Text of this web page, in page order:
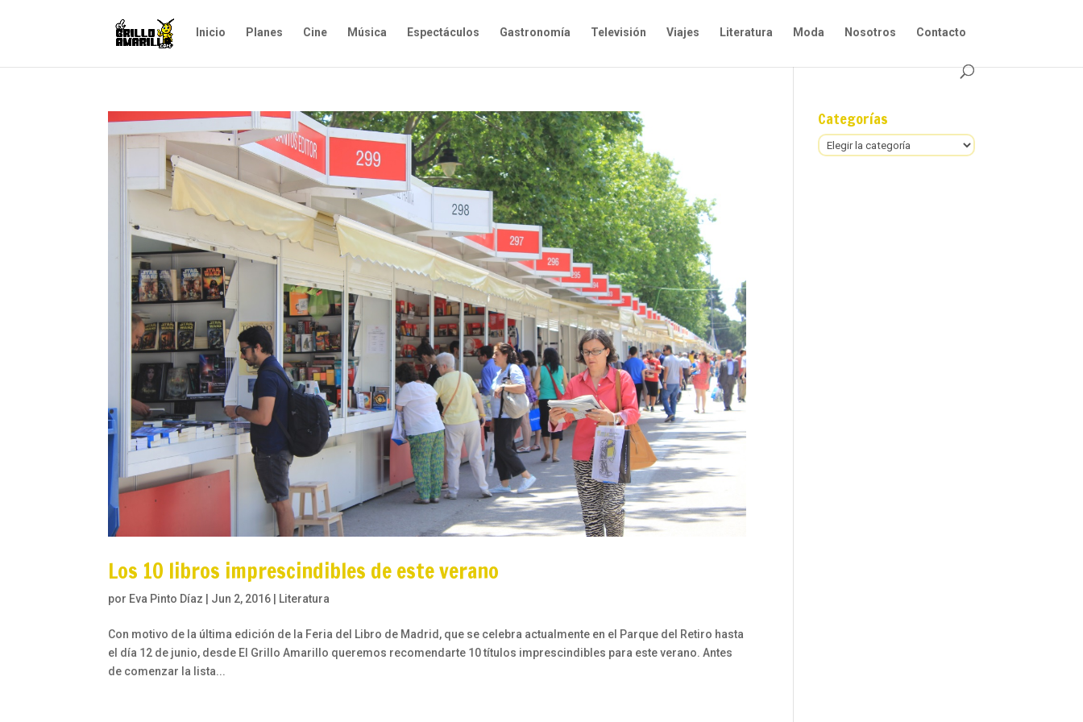
Inicio Planes Cine Música Espectáculos Gastronomía Televisión Viajes Literatura Moda Nosotros Contacto
Los 10 libros imprescindibles de este verano
por Eva Pinto Díaz Jun 2, 2016 Literatura
Con motivo de la última edición de la Feria del Libro de Madrid, que se celebra actualmente en el Parque del Retiro hasta
el día 12 de junio, desde El Grillo Amarillo queremos recomendarte 10 títulos imprescindibles para este verano. Antes
de comenzar la lista...
Categorías
Categorías